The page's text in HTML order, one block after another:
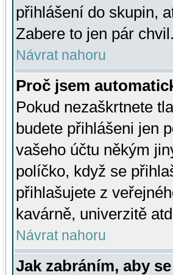
přihlášení do skupin,
Zabere to jen pár chvil.
Návrat nahoru
Proč jsem
Pokud nezaškrtnete
budete přihlášeni jen
vašeho účtu někým
políčko, když se
přihlašujete z
kavárně, univerzitě
Návrat nahoru
Jak zabráním, aby